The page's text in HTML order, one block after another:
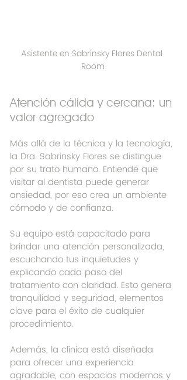
Asistente en Sabrinsky Flores Dental
Room
Atención cálida y cercana: un
valor agregado
Más allá de la técnica y la tecnología,
la Dra. Sabrinsky Flores se distingue
por su trato humano. Entiende que
visitar al dentista puede generar
ansiedad, por eso crea un ambiente
cómodo y de confianza.
Su equipo está capacitado para
brindar una atención personalizada,
escuchando tus inquietudes y
explicando cada paso del
tratamiento con claridad. Esto genera
tranquilidad y seguridad, elementos
clave para el éxito de cualquier
procedimiento.
Además, la clínica está diseñada
para ofrecer una experiencia
agradable, con espacios modernos y